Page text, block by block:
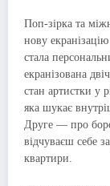
Поп-зірка та
нову
стала
екранізована
стан артистки у
яка шукає
Друге — про
відчуваєш себе
квартири.